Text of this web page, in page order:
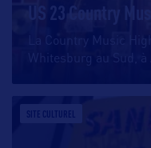
US 23 Country
La Country Music
Whitesburg au Sud, à
SITE CULTUREL